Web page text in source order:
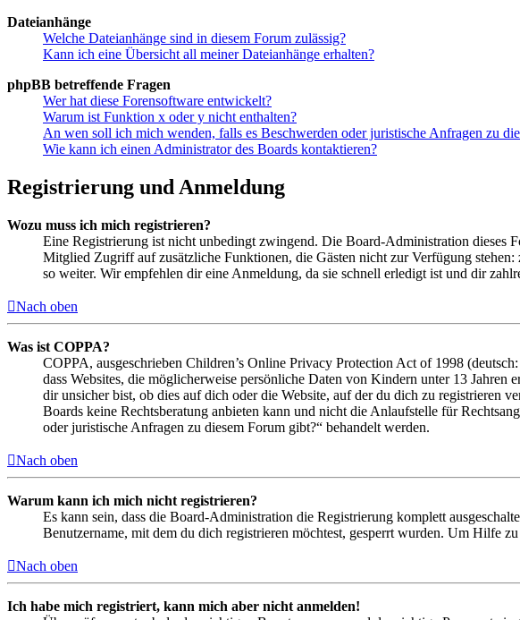
Dateianhänge
Welche Dateianhänge sind in diesem Forum zulässig?
Kann ich eine Übersicht all meiner Dateianhänge erhalten?
phpBB betreffende Fragen
Wer hat diese Forensoftware entwickelt?
Warum ist Funktion x oder y nicht enthalten?
An wen soll ich mich wenden, falls es Beschwerden oder juristische Anfragen zu
Wie kann ich einen Administrator des Boards kontaktieren?
Registrierung und Anmeldung
Wozu muss ich mich registrieren?
Eine Registrierung ist nicht unbedingt zwingend. Die Board-Administration dieses
Mitglied Zugriff auf zusätzliche Funktionen, die Gästen nicht zur Verfügung
so weiter. Wir empfehlen dir eine Anmeldung, da sie schnell erledigt ist und dir
Nach oben
Was ist COPPA?
COPPA, ausgeschrieben Children’s Online Privacy Protection Act of 1998
dass Websites, die möglicherweise persönliche Daten von Kindern unter 13
dir unsicher bist, ob dies auf dich oder die Website, auf der du dich zu registrieren
Boards keine Rechtsberatung anbieten kann und nicht die Anlaufstelle für
oder juristische Anfragen zu diesem Forum gibt?“ behandelt werden.
Nach oben
Warum kann ich mich nicht registrieren?
Es kann sein, dass die Board-Administration die Registrierung komplett
Benutzername, mit dem du dich registrieren möchtest, gesperrt wurden. Um Hilfe
Nach oben
Ich habe mich registriert, kann mich aber nicht anmelden!